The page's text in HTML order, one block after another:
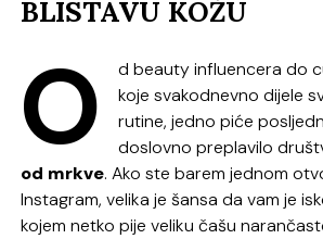
BLISTAVU KOŽU
O
d beauty influencera do
koje svakodnevno dijele
rutine, jedno piće
doslovno preplavilo
od mrkve. Ako ste barem jednom
Instagram, velika je šansa da vam je
kojem netko pije veliku čašu